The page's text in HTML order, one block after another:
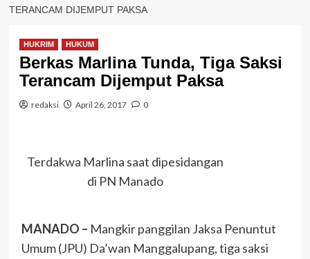
TERANCAM DIJEMPUT PAKSA
HUKRIM HUKUM
Berkas Marlina Tunda, Tiga Saksi
Terancam Dijemput Paksa
redaksi April 26, 2017 0
Terdakwa Marlina saat dipesidangan
di PN Manado
MANADO – Mangkir panggilan Jaksa Penuntut
Umum (JPU) Da’wan Manggalupang, tiga saksi